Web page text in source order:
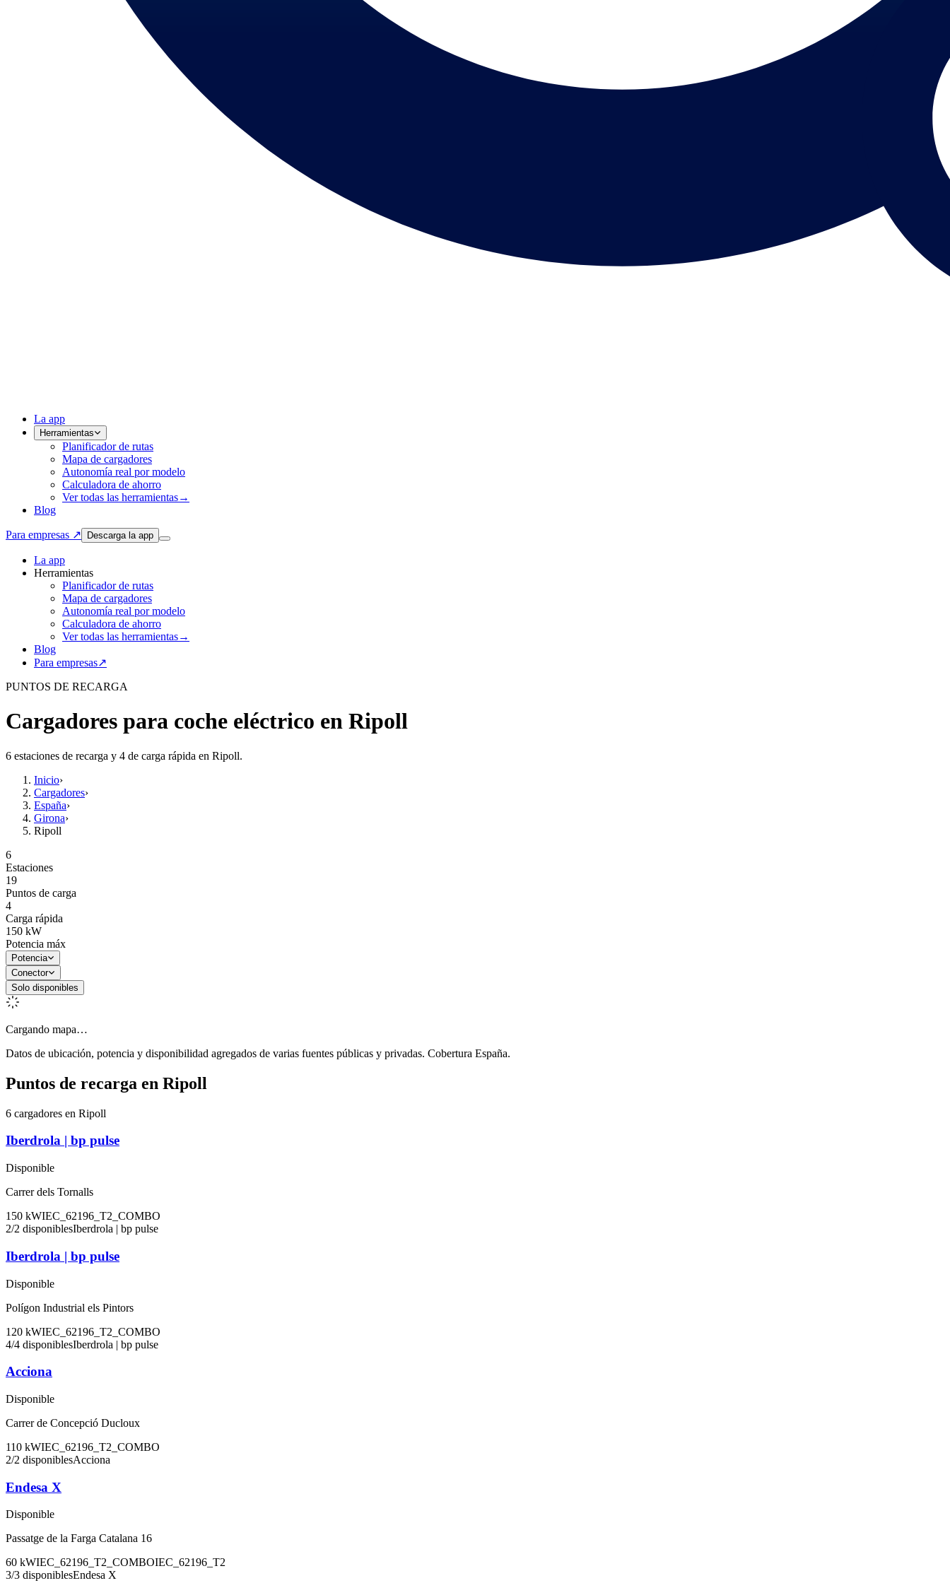
La app
Herramientas
Planificador de rutas
Mapa de cargadores
Autonomía real por modelo
Calculadora de ahorro
Ver todas las herramientas→
Blog
Para empresas ↗ Descarga la app
La app
Herramientas
Planificador de rutas
Mapa de cargadores
Autonomía real por modelo
Calculadora de ahorro
Ver todas las herramientas→
Blog
Para empresas↗
PUNTOS DE RECARGA
Cargadores para coche eléctrico en Ripoll
6 estaciones de recarga y 4 de carga rápida en Ripoll.
Inicio›
Cargadores›
España›
Girona›
Ripoll
6
Estaciones
19
Puntos de carga
4
Carga rápida
150 kW
Potencia máx
Potencia
Conector
Solo disponibles
Cargando mapa…
Datos de ubicación, potencia y disponibilidad agregados de varias fuentes públicas y privadas. Cobertura España.
Puntos de recarga en Ripoll
6 cargadores en Ripoll
Iberdrola | bp pulse
Disponible
Carrer dels Tornalls
150 kWIEC_62196_T2_COMBO
2/2 disponiblesIberdrola | bp pulse
Iberdrola | bp pulse
Disponible
Polígon Industrial els Pintors
120 kWIEC_62196_T2_COMBO
4/4 disponiblesIberdrola | bp pulse
Acciona
Disponible
Carrer de Concepció Ducloux
110 kWIEC_62196_T2_COMBO
2/2 disponiblesAcciona
Endesa X
Disponible
Passatge de la Farga Catalana 16
60 kWIEC_62196_T2_COMBOIEC_62196_T2
3/3 disponiblesEndesa X